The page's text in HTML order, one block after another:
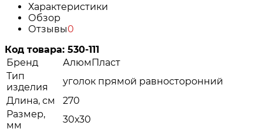
Характеристики
Обзор
Отзывы0
Код товара: 530-111
Бренд
АлюмПласт
Тип
изделия
уголок прямой равносторонний
Длина, см
270
Размер,
мм
30х30